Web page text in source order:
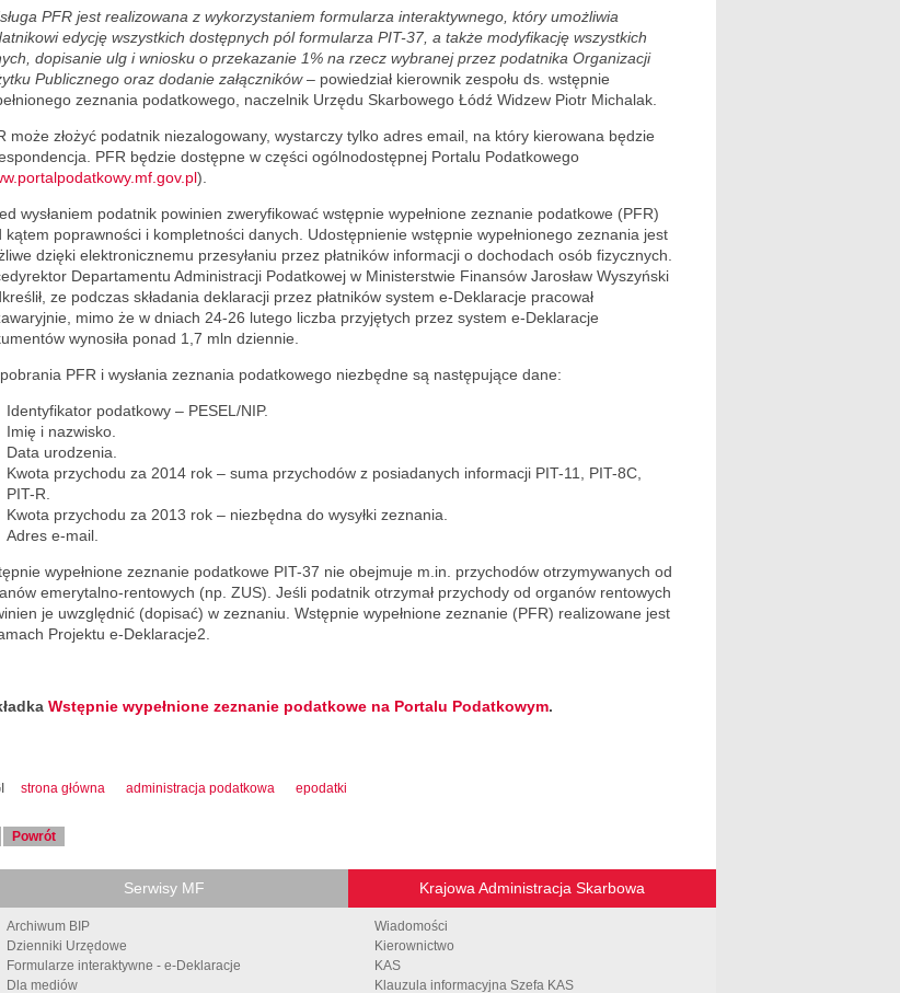
PFR jest realizowana z wykorzystaniem formularza interaktywnego, który umożliwia
edycję wszystkich dostępnych pól formularza PIT-37, a także modyfikację wszystkich
dopisanie ulg i wniosku o przekazanie 1% na rzecz wybranej przez podatnika Organizacji
Publicznego oraz dodanie załączników– powiedział kierownik zespołu ds. wstępnie
zeznania podatkowego, naczelnik Urzędu Skarbowego Łódź Widzew Piotr Michalak.
może złożyć podatnik niezalogowany, wystarczy tylko adres email, na który kierowana będzie
PFR będzie dostępne w części ogólnodostępnej Portalu Podatkowego
).
wysłaniem podatnik powinien zweryfikować wstępnie wypełnione zeznanie podatkowe (PFR)
kątem poprawności i kompletności danych. Udostępnienie wstępnie wypełnionego zeznania jest
dzięki elektronicznemu przesyłaniu przez płatników informacji o dochodach osób fizycznych.
Departamentu Administracji Podatkowej w Ministerstwie Finansów Jarosław Wyszyński
ze podczas składania deklaracji przez płatników system e-Deklaracje pracował
mimo że w dniach 24-26 lutego liczba przyjętych przez system e-Deklaracje
wynosiła ponad 1,7 mln dziennie.
PFR i wysłania zeznania podatkowego niezbędne są następujące dane:
Identyfikator podatkowy – PESEL/NIP.
Imię i nazwisko.
Data urodzenia.
Kwota przychodu za 2014 rok – suma przychodów z posiadanych informacji PIT-11, PIT-8C,
PIT-R.
Kwota przychodu za 2013 rok – niezbędna do wysyłki zeznania.
Adres e-mail.
wypełnione zeznanie podatkowe PIT-37 nie obejmuje m.in. przychodów otrzymywanych od
emerytalno-rentowych (np. ZUS). Jeśli podatnik otrzymał przychody od organów rentowych
je uwzględnić (dopisać) w zeznaniu. Wstępnie wypełnione zeznanie (PFR) realizowane jest
Projektu e-Deklaracje2.
Wstępnie wypełnione zeznanie podatkowe na Portalu Podatkowym.
strona główna administracja podatkowa epodatki
Powrót
Serwisy MF
Archiwum BIP
Dzienniki Urzędowe
Formularze interaktywne - e-Deklaracje
Dla mediów
Krajowa Administracja Skarbowa
Wiadomości
Kierownictwo
KAS
Klauzula informacyjna Szefa KAS